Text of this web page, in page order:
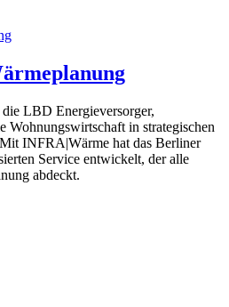
die LBD Energieversorger,
Wohnungswirtschaft in strategischen
INFRA|Wärme hat das Berliner
Service entwickelt, der alle
abdeckt.